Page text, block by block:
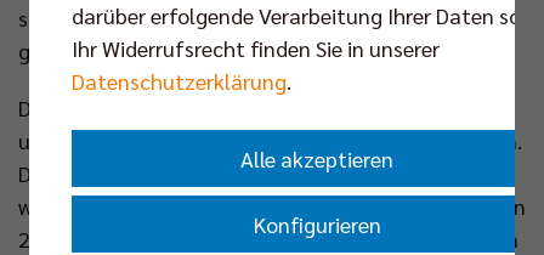
spannender Schlagabtausch, den der Rekordmeister
glücklich mit 25:23 für sich entscheiden konnte.
Die Berliner standen also mit dem Rücken zur Wand
und konnten nur noch die Flucht nach vorn antreten.
Dies taten sie bravourös und boten dem Favoriten
weiterhin selbstbewusst die Stirn. Bis zum Stande von
23:23 waren beide Teams auf Augenhöhe. Doch dann
darüber erfolgende Verarbeitung Ihrer Daten
Ihr Widerrufsrecht finden Sie in unserer
Datenschutzerklärung.
Alle akzeptieren
Konfigurieren